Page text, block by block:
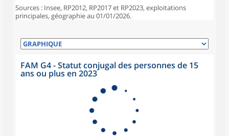
Sources : Insee, RP2012, RP2017 et RP2023, exploitations
principales, géographie au 01/01/2026.
FAM G4 - Statut conjugal des personnes de 15
ans ou plus en 2023